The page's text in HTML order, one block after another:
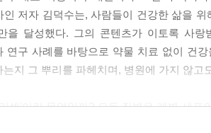
인 저자 김덕수는, 사람들이 건강한 삶을
을 달성했다. 그의 콘텐츠가 이토록 사
연구 사례를 바탕으로 약물 치료 없이 건
는지 그 뿌리를 파헤치며, 병원에 가지 않고
셋’이란 무엇일까? 모든 질병은 개별 세